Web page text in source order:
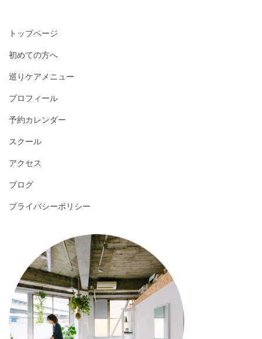
トップページ
初めての方へ
巡りケアメニュー
プロフィール
予約カレンダー
スクール
アクセス
ブログ
プライバシーポリシー